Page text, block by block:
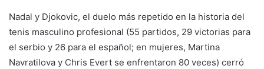
Nadal y Djokovic, el duelo más repetido en la historia del
tenis masculino profesional (55 partidos, 29 victorias para
el serbio y 26 para el español; en mujeres, Martina
Navratilova y Chris Evert se enfrentaron 80 veces) cerró